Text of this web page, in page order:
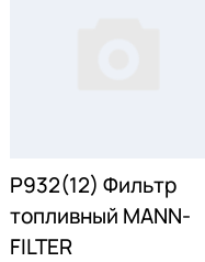
P932(12) Фильтр
топливный MANN-
FILTER